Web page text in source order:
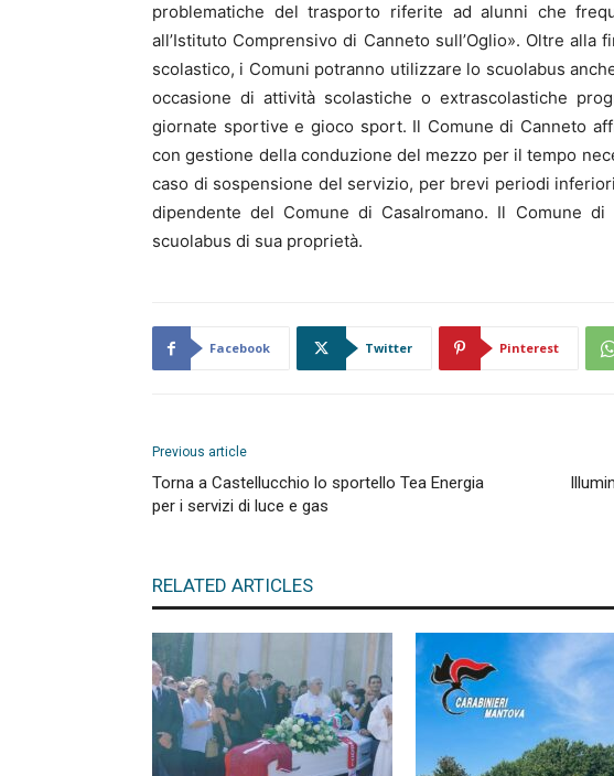
problematiche del trasporto riferite ad alunni che
all’Istituto Comprensivo di Canneto sull’Oglio». Oltre
scolastico, i Comuni potranno utilizzare lo scuolabus
occasione di attività scolastiche o extrascolastiche
giornate sportive e gioco sport. Il Comune di Canneto
con gestione della conduzione del mezzo per il tempo
caso di sospensione del servizio, per brevi periodi
dipendente del Comune di Casalromano. Il Comune
scuolabus di sua proprietà.
Facebook Twitter Pinterest
Previous article
Torna a Castellucchio lo sportello Tea Energia
per i servizi di luce e gas
RELATED ARTICLES